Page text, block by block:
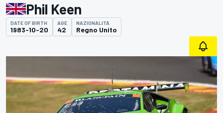
Phil Keen
DATE OF BIRTH
1983-10-20
AGE
42
NAZIONALITÀ
Regno Unito